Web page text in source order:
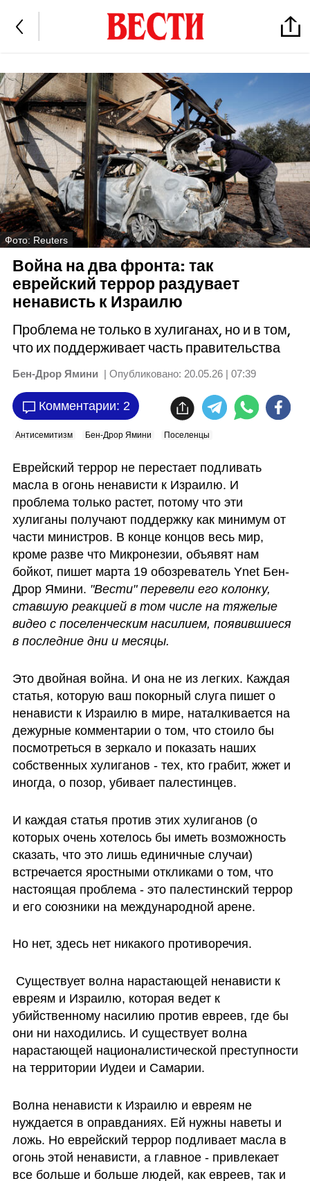
Фото: Reuters
Война на два фронта: так
еврейский террор раздувает
ненависть к Израилю
Проблема не только в хулиганах, но и в том,
что их поддерживает часть правительства
Бен-Дрор Ямини | Опубликовано: 20.05.26 | 07:39
Комментарии: 2
Антисемитизм Бен-Дрор Ямини Поселенцы
Еврейский террор не перестает подливать
масла в огонь ненависти к Израилю. И
проблема только растет, потому что эти
хулиганы получают поддержку как минимум от
части министров. В конце концов весь мир,
кроме разве что Микронезии, объявят нам
бойкот, пишет марта 19 обозреватель Ynet Бен-
Дрор Ямини. "Вести" перевели его колонку,
ставшую реакцией в том числе на тяжелые
видео с поселенческим насилием, появившиеся
в последние дни и месяцы.
Это двойная война. И она не из легких. Каждая
статья, которую ваш покорный слуга пишет о
ненависти к Израилю в мире, наталкивается на
дежурные комментарии о том, что стоило бы
посмотреться в зеркало и показать наших
собственных хулиганов - тех, кто грабит, жжет и
иногда, о позор, убивает палестинцев.
И каждая статья против этих хулиганов (о
которых очень хотелось бы иметь возможность
сказать, что это лишь единичные случаи)
встречается яростными откликами о том, что
настоящая проблема - это палестинский террор
и его союзники на международной арене.
Но нет, здесь нет никакого противоречия.
евреям и Израилю, которая ведет к
убийственному насилию против евреев, где бы
они ни находились. И существует волна
нарастающей националистической преступности
на территории Иудеи и Самарии.
Волна ненависти к Израилю и евреям не
нуждается в оправданиях. Ей нужны наветы и
ложь. Но еврейский террор подливает масла в
огонь этой ненависти, а главное - привлекает
все больше и больше людей, как евреев, так и